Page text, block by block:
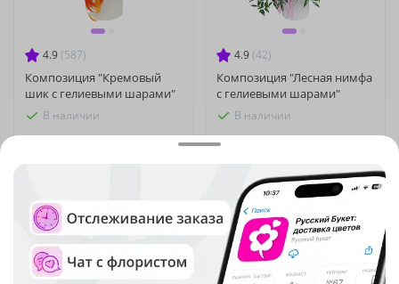
4.9 (587)
Композиция "Кремовый
шик с гелиевыми шарами"
В наличии
4.9 (42)
Композиция "Лесная нимфа
с гелиевыми шарами"
В наличии